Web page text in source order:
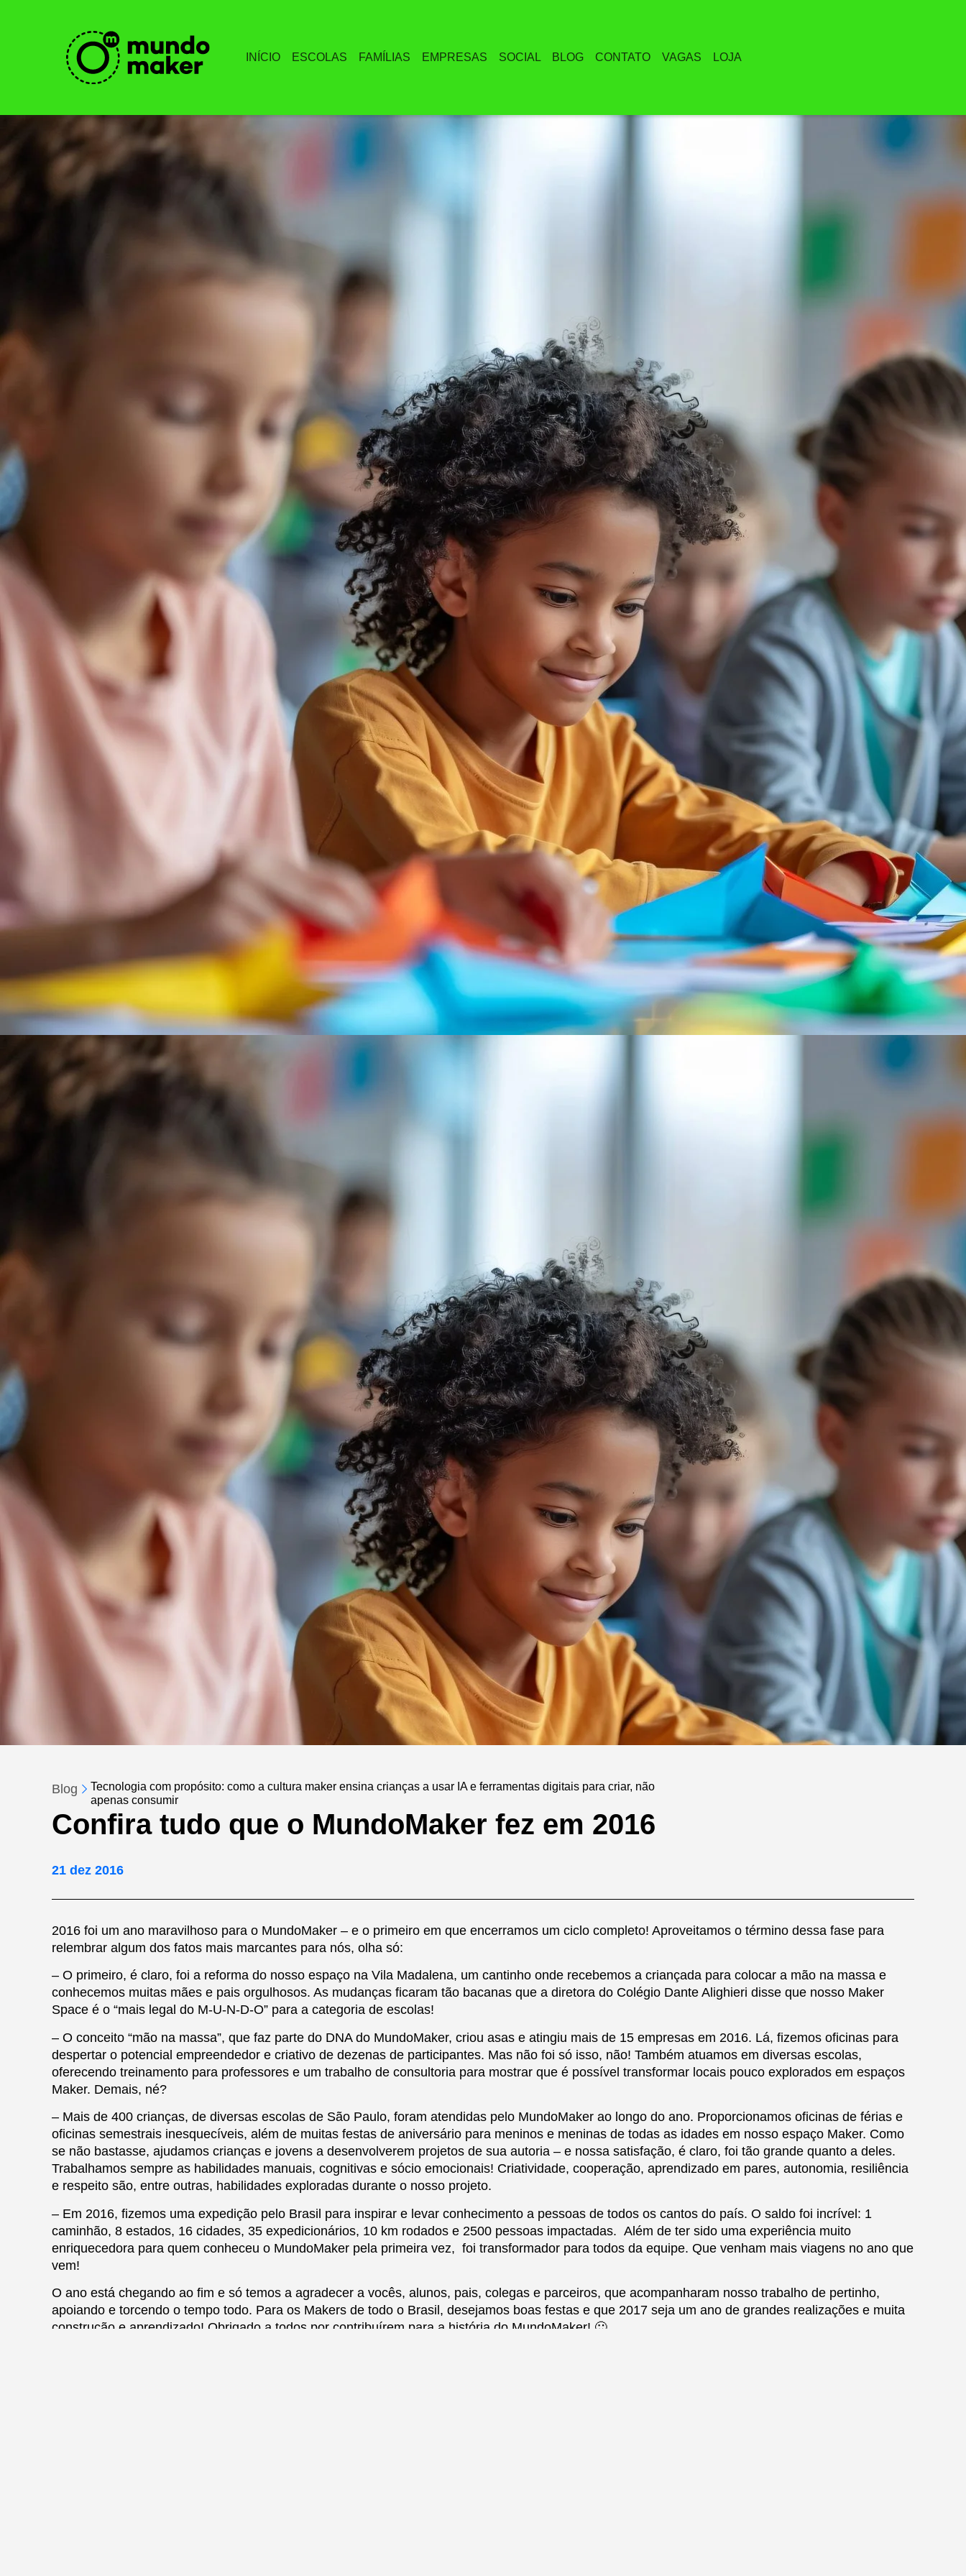
INÍCIO ESCOLAS FAMÍLIAS EMPRESAS SOCIAL BLOG CONTATO VAGAS LOJA
Blog
Tecnologia com propósito: como a cultura maker ensina crianças a usar IA e ferramentas digitais para criar, não
apenas consumir
Confira tudo que o MundoMaker fez em 2016
21 dez 2016
2016 foi um ano maravilhoso para o MundoMaker – e o primeiro em que encerramos um ciclo completo! Aproveitamos o término dessa fase para
relembrar algum dos fatos mais marcantes para nós, olha só:
– O primeiro, é claro, foi a reforma do nosso espaço na Vila Madalena, um cantinho onde recebemos a criançada para colocar a mão na massa e
conhecemos muitas mães e pais orgulhosos. As mudanças ficaram tão bacanas que a diretora do Colégio Dante Alighieri disse que nosso Maker
Space é o “mais legal do M-U-N-D-O” para a categoria de escolas!
– O conceito “mão na massa”, que faz parte do DNA do MundoMaker, criou asas e atingiu mais de 15 empresas em 2016. Lá, fizemos oficinas para
despertar o potencial empreendedor e criativo de dezenas de participantes. Mas não foi só isso, não! Também atuamos em diversas escolas,
oferecendo treinamento para professores e um trabalho de consultoria para mostrar que é possível transformar locais pouco explorados em espaços
Maker. Demais, né?
– Mais de 400 crianças, de diversas escolas de São Paulo, foram atendidas pelo MundoMaker ao longo do ano. Proporcionamos oficinas de férias e
oficinas semestrais inesquecíveis, além de muitas festas de aniversário para meninos e meninas de todas as idades em nosso espaço Maker. Como
se não bastasse, ajudamos crianças e jovens a desenvolverem projetos de sua autoria – e nossa satisfação, é claro, foi tão grande quanto a deles.
Trabalhamos sempre as habilidades manuais, cognitivas e sócio emocionais! Criatividade, cooperação, aprendizado em pares, autonomia, resiliência
e respeito são, entre outras, habilidades exploradas durante o nosso projeto.
– Em 2016, fizemos uma expedição pelo Brasil para inspirar e levar conhecimento a pessoas de todos os cantos do país. O saldo foi incrível: 1
caminhão, 8 estados, 16 cidades, 35 expedicionários, 10 km rodados e 2500 pessoas impactadas. Além de ter sido uma experiência muito
enriquecedora para quem conheceu o MundoMaker pela primeira vez, foi transformador para todos da equipe. Que venham mais viagens no ano que
vem!
O ano está chegando ao fim e só temos a agradecer a vocês, alunos, pais, colegas e parceiros, que acompanharam nosso trabalho de pertinho,
apoiando e torcendo o tempo todo. Para os Makers de todo o Brasil, desejamos boas festas e que 2017 seja um ano de grandes realizações e muita
construção e aprendizado! Obrigado a todos por contribuírem para a história do MundoMaker! 🙂